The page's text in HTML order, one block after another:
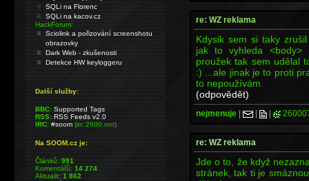
re: WZ reklama
Kdysik sem si taky
jak to vyhleda
proužek tak sem udělal
:) ...ale jinak je to proti
to nepoužívám.
(odpovědět)
nejmenuje | | |
re: WZ reklama
Jde o to, že když
stránek, tak ti je
SQLi na Florenc
SQLi na kacov.cz
HackForum:
Sciolink a pořizování screenshotu
obrazovky
Dark Web - zkušenosti
Detekce HW keyloggeru
Další služby:
BBC: Supported Tags
RSS: RSS Feeds v2.0
IRC: #soom(irc.2600.net)
Na SOOM.cz je:
Článků:991
Komentářů:14 274
Aktualit:1 862